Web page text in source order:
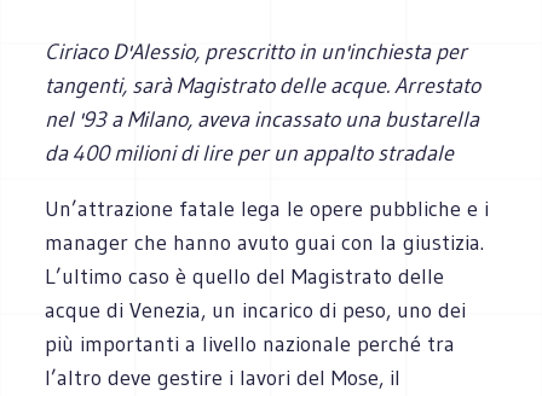
Ciriaco D'Alessio, prescritto in un'inchiesta per
tangenti, sarà Magistrato delle acque. Arrestato
nel '93 a Milano, aveva incassato una bustarella
da 400 milioni di lire per un appalto stradale
Un’attrazione fatale lega le opere pubbliche e i
manager che hanno avuto guai con la giustizia.
L’ultimo caso è quello del Magistrato delle
acque di Venezia, un incarico di peso, uno dei
più importanti a livello nazionale perché tra
l’altro deve gestire i lavori del Mose, il